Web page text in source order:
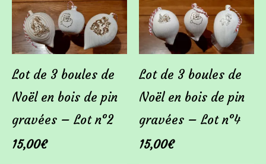
Lot de 3 boules de
Noël en bois de pin
gravées – Lot n°2
15,00€
Lot de 3 boules de
Noël en bois de pin
gravées – Lot n°4
15,00€